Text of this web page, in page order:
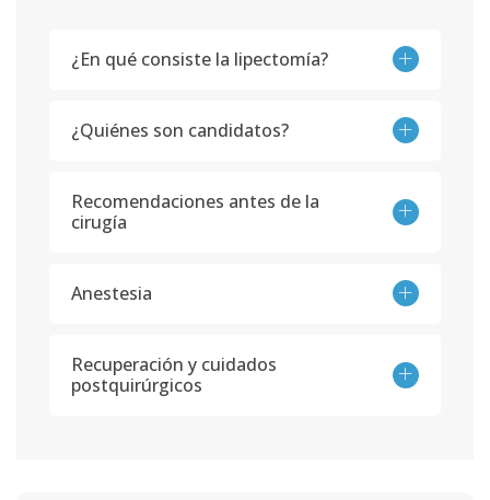
¿En qué consiste la lipectomía?
¿Quiénes son candidatos?
Recomendaciones antes de la
cirugía
Anestesia
Recuperación y cuidados
postquirúrgicos